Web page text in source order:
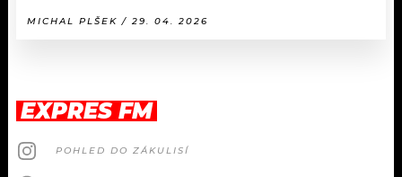
MICHAL PLŠEK / 29. 04. 2026
EXPRES FM
POHLED DO ZÁKULISÍ